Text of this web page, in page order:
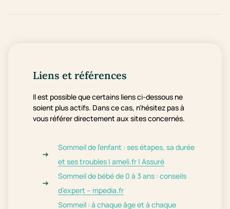
Liens et références
Il est possible que certains liens ci-dessous ne
soient plus actifs. Dans ce cas, n'hésitez pas à
vous référer directement aux sites concernés.
Sommeil de l’enfant : ses étapes, sa durée
et ses troubles | ameli.fr | Assuré
Sommeil de bébé de 0 à 3 ans : conseils
d’expert – mpedia.fr
Sommeil : à chaque âge et à chaque